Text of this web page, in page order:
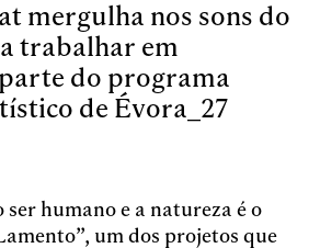
mergulha nos sons do
trabalhar em
do programa
de Évora_27
ser humano e a natureza é o
um dos projetos que